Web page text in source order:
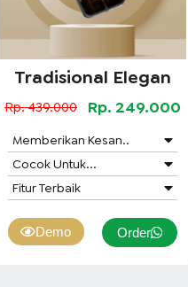
Tradisional Elegan
Rp. 439.000 Rp. 249.000
Memberikan Kesan..
Cocok Untuk...
Fitur Terbaik
Demo Order